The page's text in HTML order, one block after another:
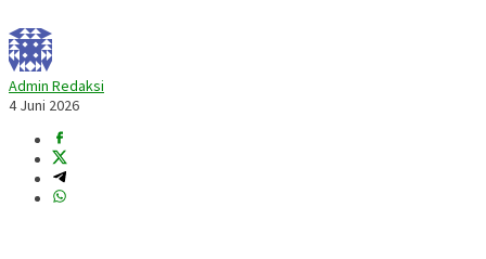
Admin Redaksi
4 Juni 2026